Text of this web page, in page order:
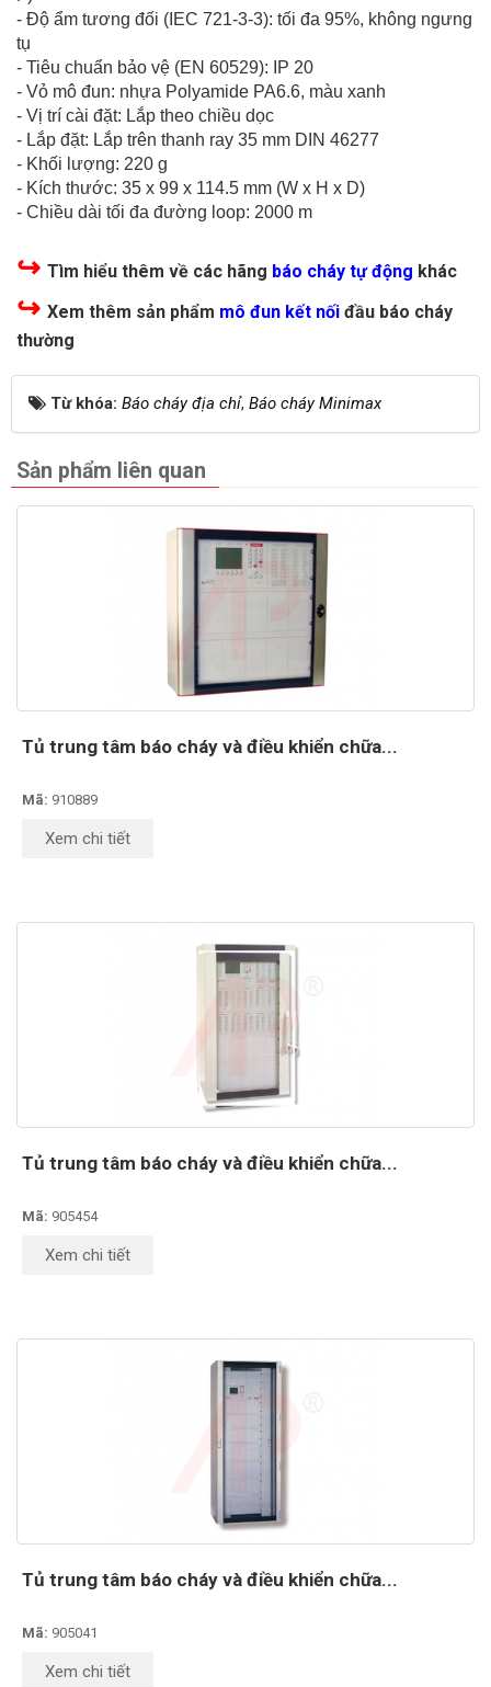
- Độ ẩm tương đối (IEC 721-3-3): tối đa 95%, không ngưng
tụ
- Tiêu chuẩn bảo vệ (EN 60529): IP 20
- Vỏ mô đun: nhựa Polyamide PA6.6, màu xanh
- Vị trí cài đặt: Lắp theo chiều dọc
- Lắp đặt: Lắp trên thanh ray 35 mm DIN 46277
- Khối lượng: 220 g
- Kích thước: 35 x 99 x 114.5 mm (W x H x D)
- Chiều dài tối đa đường loop: 2000 m
↪ Tìm hiểu thêm về các hãng báo cháy tự động khác
↪ Xem thêm sản phẩm mô đun kết nối đầu báo cháy
thường
Từ khóa: Báo cháy địa chỉ, Báo cháy Minimax
Sản phẩm liên quan
Tủ trung tâm báo cháy và điều khiển chữa...
Mã: 910889
Xem chi tiết
Tủ trung tâm báo cháy và điều khiển chữa...
Mã: 905454
Xem chi tiết
Tủ trung tâm báo cháy và điều khiển chữa...
Mã: 905041
Xem chi tiết